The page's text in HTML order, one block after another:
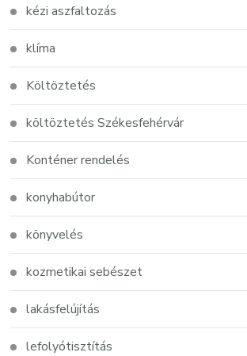
kézi aszfaltozás
klíma
Költöztetés
költöztetés Székesfehérvár
Konténer rendelés
konyhabútor
könyvelés
kozmetikai sebészet
lakásfelújítás
lefolyótisztítás